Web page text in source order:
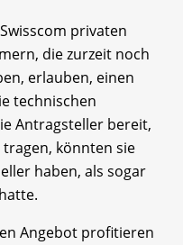
privaten
die zurzeit noch
erlauben, einen
technischen
Antragsteller bereit,
könnten sie
haben, als sogar
Angebot profitieren